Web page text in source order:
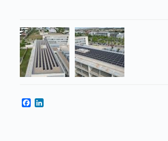
Facebook